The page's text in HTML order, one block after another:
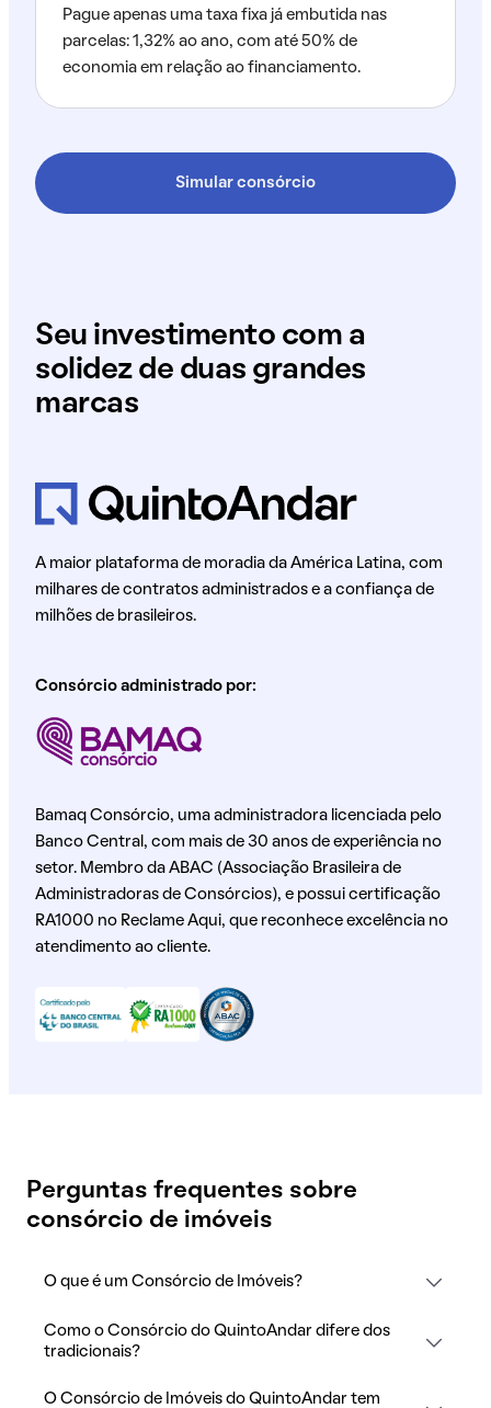
Pague apenas uma taxa fixa já embutida nas
parcelas: 1,32% ao ano, com até 50% de
economia em relação ao financiamento.
Simular consórcio
Seu investimento com a
solidez de duas grandes
marcas
A maior plataforma de moradia da América Latina, com
milhares de contratos administrados e a confiança de
milhões de brasileiros.
Consórcio administrado por:
Bamaq Consórcio, uma administradora licenciada pelo
Banco Central, com mais de 30 anos de experiência no
setor. Membro da ABAC (Associação Brasileira de
Administradoras de Consórcios), e possui certificação
RA1000 no Reclame Aqui, que reconhece excelência no
atendimento ao cliente.
Perguntas frequentes sobre
consórcio de imóveis
O que é um Consórcio de Imóveis?
Como o Consórcio do QuintoAndar difere dos
tradicionais?
O Consórcio de Imóveis do QuintoAndar tem